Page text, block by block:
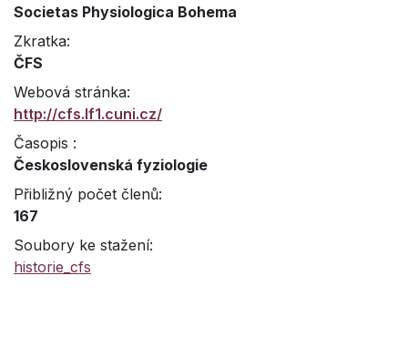
Societas Physiologica Bohema
Zkratka:
ČFS
Webová stránka:
http://cfs.lf1.cuni.cz/
Časopis :
Československá fyziologie
Přibližný počet členů:
167
Soubory ke stažení:
historie_cfs